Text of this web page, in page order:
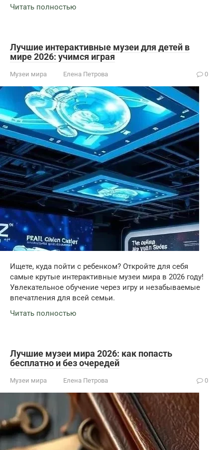
Читать полностью
Лучшие интерактивные музеи для детей в
мире 2026: учимся играя
Музеи мира Елена Петрова 0
Ищете, куда пойти с ребенком? Откройте для себя
самые крутые интерактивные музеи мира в 2026 году!
Увлекательное обучение через игру и незабываемые
впечатления для всей семьи.
Читать полностью
Лучшие музеи мира 2026: как попасть
бесплатно и без очередей
Музеи мира Елена Петрова 0